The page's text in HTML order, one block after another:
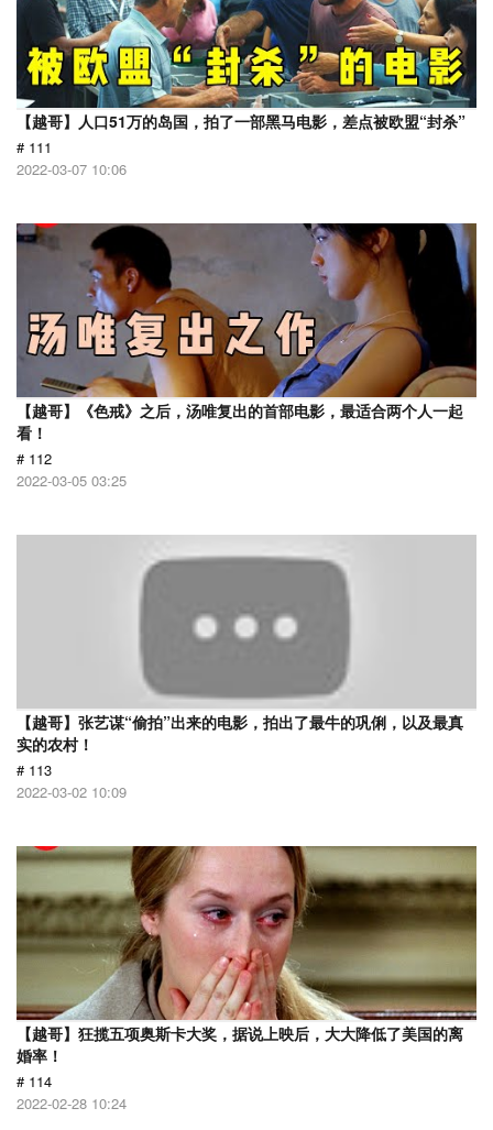
【越哥】人口51万的岛国，拍了一部黑马电影，差点被欧盟“封杀”
# 111
2022-03-07 10:06
【越哥】《色戒》之后，汤唯复出的首部电影，最适合两个人一起
看！
# 112
2022-03-05 03:25
【越哥】张艺谋“偷拍”出来的电影，拍出了最牛的巩俐，以及最真
实的农村！
# 113
2022-03-02 10:09
【越哥】狂揽五项奥斯卡大奖，据说上映后，大大降低了美国的离
婚率！
# 114
2022-02-28 10:24